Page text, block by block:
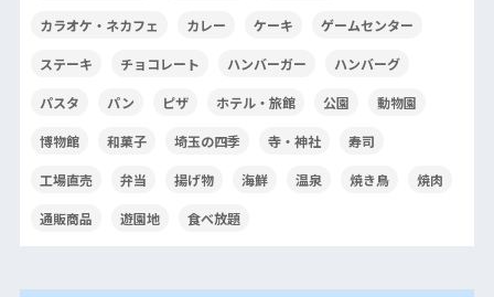
カラオケ・ネカフェ カレー ケーキ ゲームセンター
ステーキ チョコレート ハンバーガー ハンバーグ
パスタ パン ピザ ホテル・旅館 公園 動物園
博物館 和菓子 埼玉の四季 寺・神社 寿司
工場直売 弁当 揚げ物 海鮮 温泉 焼き鳥 焼肉
通販商品 遊園地 食べ放題